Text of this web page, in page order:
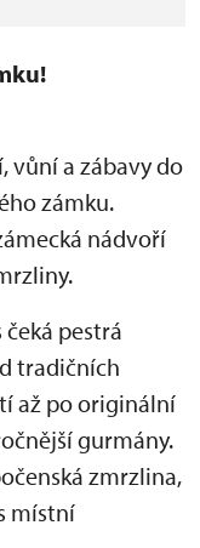
vůní a zábavy do
zámku.
nádvoří
čeká pestrá
tradičních
až po originální
gurmány.
zmrzlina,
místní